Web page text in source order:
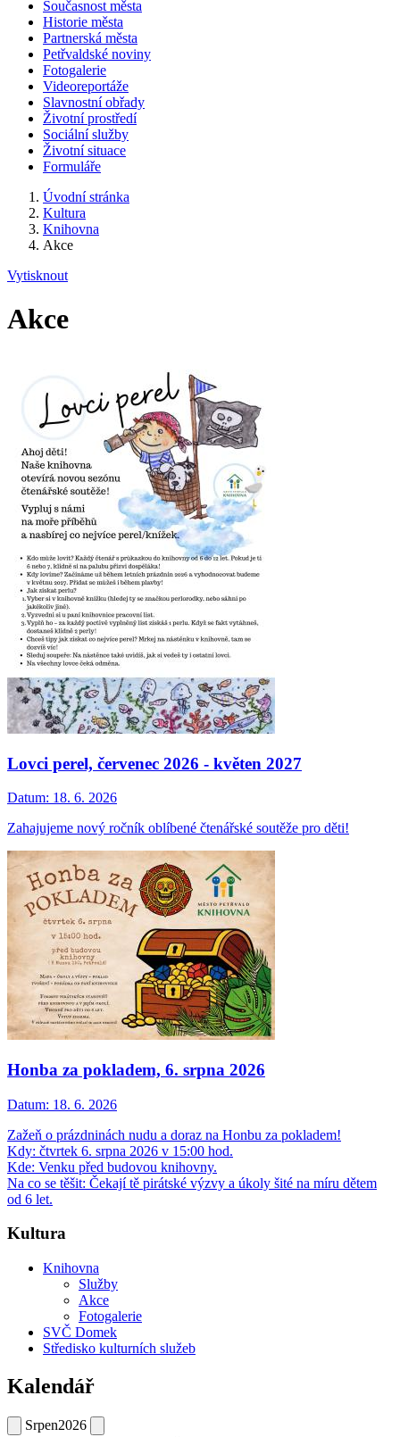
Současnost města
Historie města
Partnerská města
Petřvaldské noviny
Fotogalerie
Videoreportáže
Slavnostní obřady
Životní prostředí
Sociální služby
Životní situace
Formuláře
Úvodní stránka
Kultura
Knihovna
Akce
Vytisknout
Akce
Lovci perel, červenec 2026 - květen 2027
Datum: 18. 6. 2026
Zahajujeme nový ročník oblíbené čtenářské soutěže pro děti!
Honba za pokladem, 6. srpna 2026
Datum: 18. 6. 2026
Zažeň o prázdninách nudu a doraz na Honbu za pokladem!
Kdy: čtvrtek 6. srpna 2026 v 15:00 hod.
Kde: Venku před budovou knihovny.
Na co se těšit: Čekají tě pirátské výzvy a úkoly šité na míru dětem
od 6 let.
Kultura
Knihovna
Služby
Akce
Fotogalerie
SVČ Domek
Středisko kulturních služeb
Kalendář
Srpen2026